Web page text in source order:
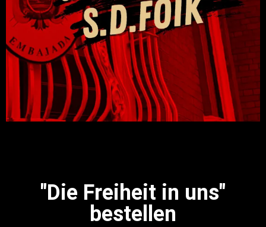
"Die Freiheit in uns"
bestellen